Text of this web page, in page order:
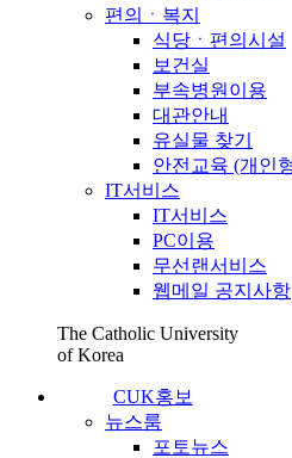
편의ㆍ복지
식당ㆍ편의시설
보건실
부속병원이용
대관안내
유실물 찾기
안전교육 (개인
IT서비스
IT서비스
PC이용
무선랜서비스
웹메일 공지사항
The Catholic University
of Korea
CUK홍보
뉴스룸
포토뉴스